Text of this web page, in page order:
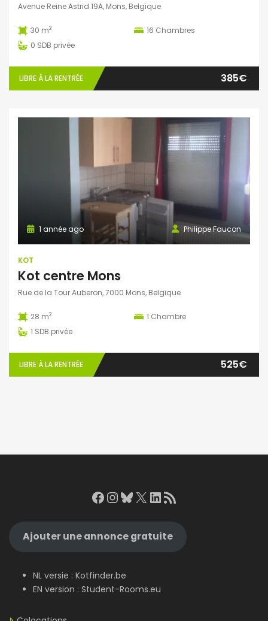
Avenue Reine Astrid 19A, Mons, Belgique
30 m2 16 Chambres
0 SDB privée
LIBRE À LA RENTRÉE 385€
Philippe Faucon
1 année ago
KOT
Kot centre Mons
Rue de la Tour Auberon, 7000 Mons, Belgique
28 m2 1 Chambre
1 SDB privée
LIBRE À LA RENTRÉE 525€
Facebook
Instagram
Bluesky
X LinkedIn
RSS Feed
Ajouter une annonce gratuite
NL versie : Kotfinder.be
EN version : Student-Rooms.eu